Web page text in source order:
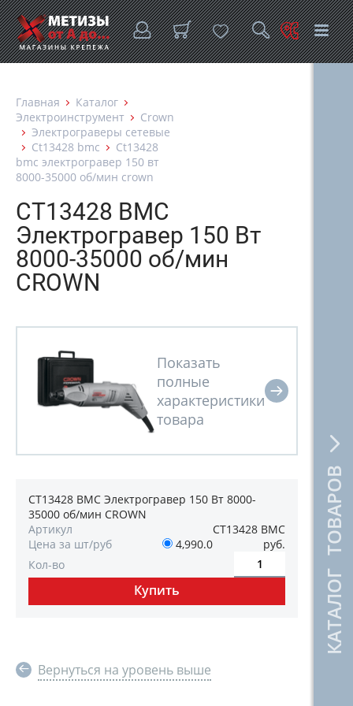
КАТАЛОГ ТОВАРОВ
Главная
Каталог
Электроинструмент
Crown
Электрограверы сетевые
Ct13428 bmc
Ct13428
bmc электрогравер 150 вт
8000-35000 об/мин crown
CT13428 BMC
Электрогравер 150 Вт
8000-35000 об/мин
CROWN
CT13428 BMC Электрогравер 150 Вт 8000-
35000 об/мин CROWN
Артикул
CT13428 BMC
Цена за шт/руб
4,990.0
руб.
Кол-во
Вернуться на уровень выше